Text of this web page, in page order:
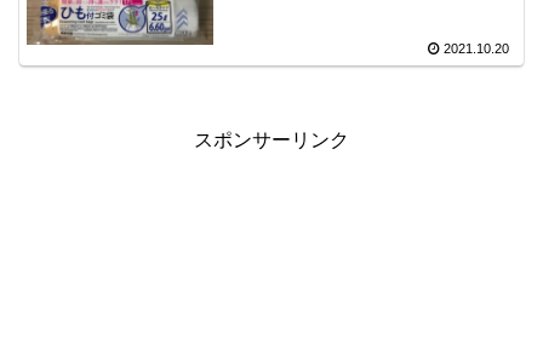
2021.10.20
スポンサーリンク